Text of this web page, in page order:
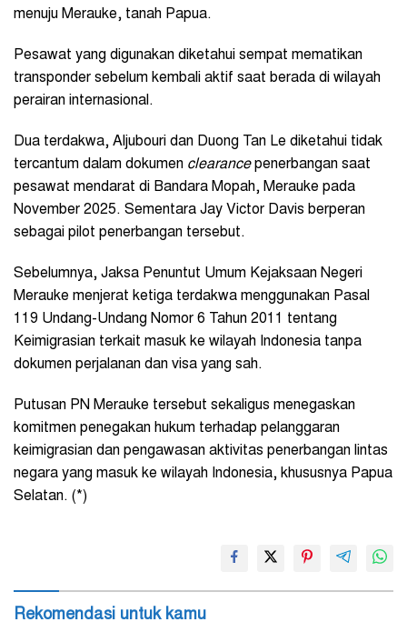
menuju Merauke, tanah Papua.
Pesawat yang digunakan diketahui sempat mematikan
transponder sebelum kembali aktif saat berada di wilayah
perairan internasional.
Dua terdakwa, Aljubouri dan Duong Tan Le diketahui tidak
tercantum dalam dokumen clearancepenerbangan saat
pesawat mendarat di Bandara Mopah, Merauke pada
November 2025. Sementara Jay Victor Davis berperan
sebagai pilot penerbangan tersebut.
Sebelumnya, Jaksa Penuntut Umum Kejaksaan Negeri
Merauke menjerat ketiga terdakwa menggunakan Pasal
119 Undang-Undang Nomor 6 Tahun 2011 tentang
Keimigrasian terkait masuk ke wilayah Indonesia tanpa
dokumen perjalanan dan visa yang sah.
Putusan PN Merauke tersebut sekaligus menegaskan
komitmen penegakan hukum terhadap pelanggaran
keimigrasian dan pengawasan aktivitas penerbangan lintas
negara yang masuk ke wilayah Indonesia, khususnya Papua
Selatan. (*)
Rekomendasi untuk kamu